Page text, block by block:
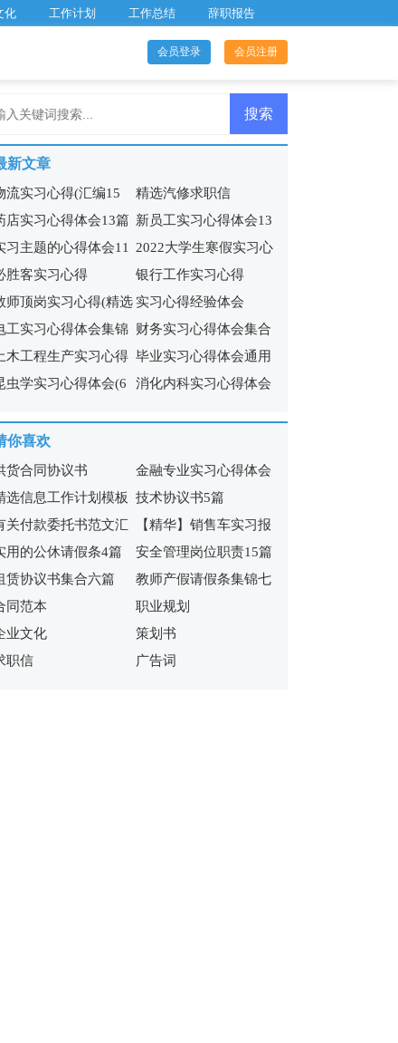
化 工作计划 工作总结 辞职报告
会员登录 会员注册
新文章
流实习心得(汇编15
)
精选汽修求职信
店实习心得体会13篇 新员工实习心得体会13
篇
习主题的心得体会11 2022大学生寒假实习心
得15篇
胜客实习心得
银行工作实习心得
师顶岗实习心得(精选
篇)
实习心得经验体会
工实习心得体会集锦
篇
财务实习心得体会集合
15篇
木工程生产实习心得 毕业实习心得体会通用
15篇
虫学实习心得体会(6
消化内科实习心得体会
你喜欢
货合同协议书
金融专业实习心得体会
范文
选信息工作计划模板
总10篇
技术协议书5篇
关付款委托书范文汇
五篇
【精华】销售车实习报
告3篇
用的公休请假条4篇
安全管理岗位职责15篇
赁协议书集合六篇
教师产假请假条集锦七
篇
同范本
职业规划
业文化
策划书
职信
广告词